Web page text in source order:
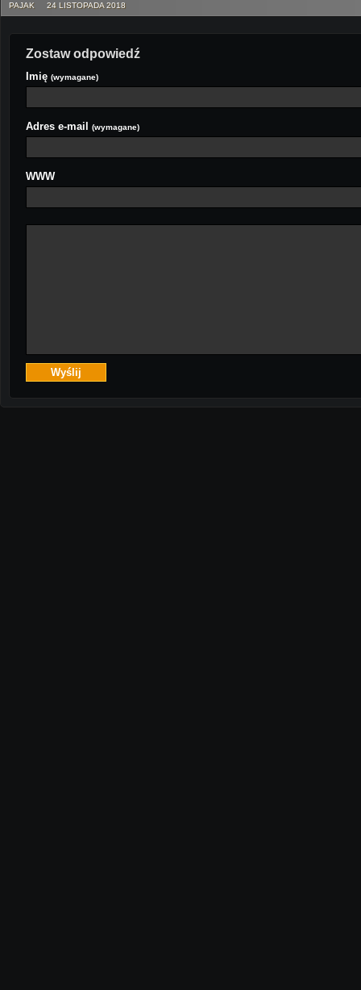
PAJAK 24 LISTOPADA 2018
Zostaw odpowiedź
Imię (wymagane)
Adres e-mail (wymagane)
WWW